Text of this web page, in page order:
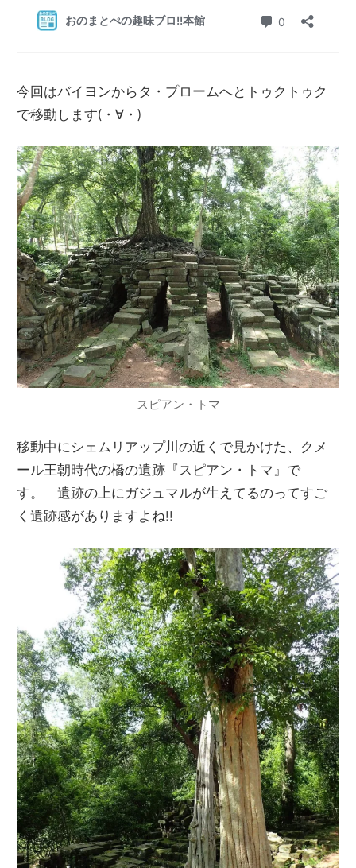
今回はバイヨンからタ・プロームへとトゥクトゥク
で移動します(・∀・)
スピアン・トマ
移動中にシェムリアップ川の近くで見かけた、クメ
ール王朝時代の橋の遺跡『スピアン・トマ』で
す。 遺跡の上にガジュマルが生えてるのってすご
く遺跡感がありますよね!!